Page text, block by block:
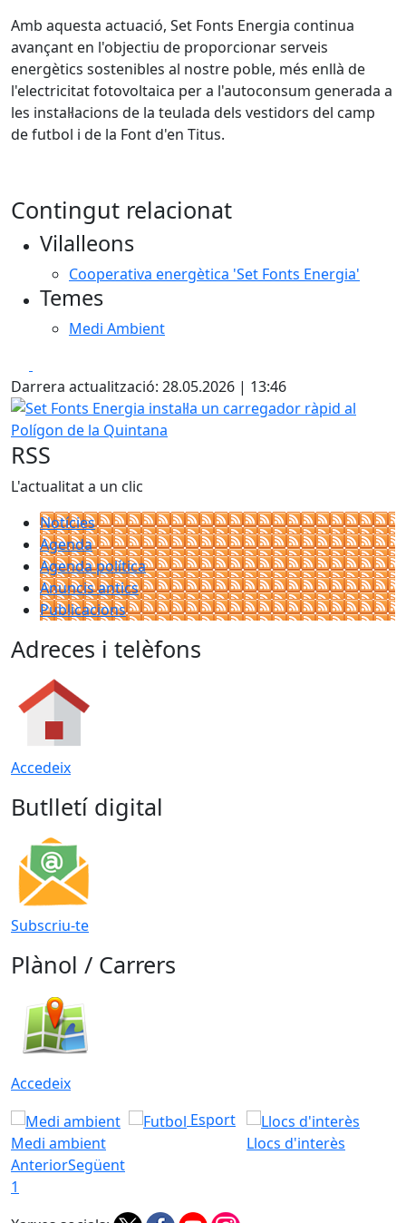
Amb aquesta actuació, Set Fonts Energia continua
avançant en l'objectiu de proporcionar serveis
energètics sostenibles al nostre poble, més enllà de
l'electricitat fotovoltaica per a l'autoconsum generada a
les instal·lacions de la teulada dels vestidors del camp
de futbol i de la Font d'en Titus.
Contingut relacionat
Vilalleons
Cooperativa energètica 'Set Fonts Energia'
Temes
Medi Ambient
Darrera actualització: 28.05.2026 | 13:46
Set Fonts Energia instal·la un carregador ràpid al Polígon
RSS
L'actualitat a un clic
Notícies
Agenda
Agenda política
Anuncis antics
Publicacions
Adreces i telèfons
Accedeix
Butlletí digital
Subscriu-te
Plànol / Carrers
Accedeix
Medi ambient
Esport
Llocs d'interès
AnteriorSegüent
1